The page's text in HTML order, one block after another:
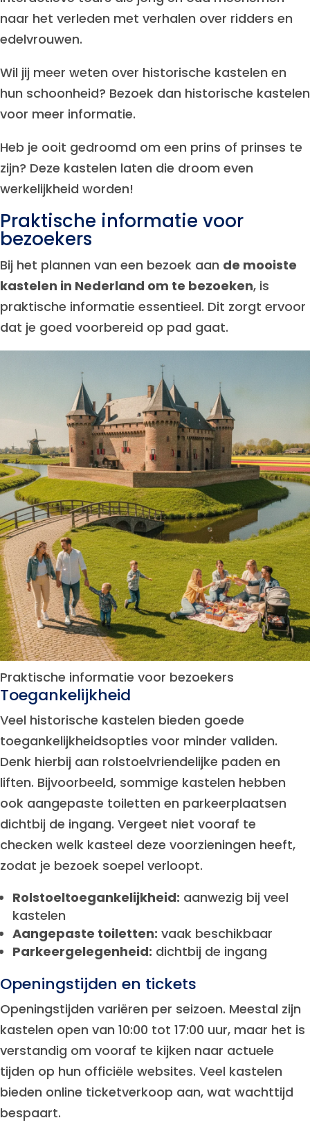
naar het verleden met verhalen over ridders en
edelvrouwen.
Wil jij meer weten over historische kastelen en
hun schoonheid? Bezoek dan historische kastelen
voor meer informatie.
Heb je ooit gedroomd om een prins of prinses te
zijn? Deze kastelen laten die droom even
werkelijkheid worden!
Praktische informatie voor
bezoekers
Bij het plannen van een bezoek aan de mooiste
kastelen in Nederland om te bezoeken, is
praktische informatie essentieel. Dit zorgt ervoor
dat je goed voorbereid op pad gaat.
Praktische informatie voor bezoekers
Toegankelijkheid
Veel historische kastelen bieden goede
toegankelijkheidsopties voor minder validen.
Denk hierbij aan rolstoelvriendelijke paden en
liften. Bijvoorbeeld, sommige kastelen hebben
ook aangepaste toiletten en parkeerplaatsen
dichtbij de ingang. Vergeet niet vooraf te
checken welk kasteel deze voorzieningen heeft,
zodat je bezoek soepel verloopt.
Rolstoeltoegankelijkheid: aanwezig bij veel
kastelen
Aangepaste toiletten: vaak beschikbaar
Parkeergelegenheid: dichtbij de ingang
Openingstijden en tickets
Openingstijden variëren per seizoen. Meestal zijn
kastelen open van 10:00 tot 17:00 uur, maar het is
verstandig om vooraf te kijken naar actuele
tijden op hun officiële websites. Veel kastelen
bieden online ticketverkoop aan, wat wachttijd
bespaart.